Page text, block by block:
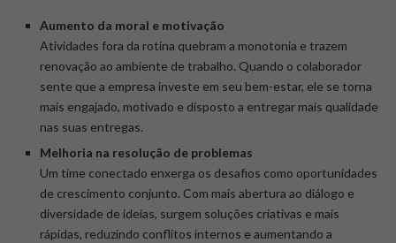
Aumento da moral e motivação
Atividades fora da rotina quebram a monotonia e trazem
renovação ao ambiente de trabalho. Quando o colaborador
sente que a empresa investe em seu bem-estar, ele se torna
mais engajado, motivado e disposto a entregar mais qualidade
nas suas entregas.
Melhoria na resolução de problemas
Um time conectado enxerga os desafios como oportunidades
de crescimento conjunto. Com mais abertura ao diálogo e
diversidade de ideias, surgem soluções criativas e mais
rápidas, reduzindo conflitos internos e aumentando a